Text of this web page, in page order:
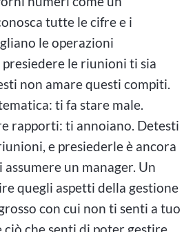
tutte le cifre e i
le operazioni
presiedere le riunioni ti sia
non amare questi compiti.
ti fa stare male.
rapporti: ti annoiano. Detesti
e presiederle è ancora
un manager. Un
quegli aspetti della gestione
con cui non ti senti a tuo